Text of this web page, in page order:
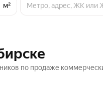
м²
по продаже